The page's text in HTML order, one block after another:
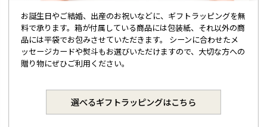
お誕生日やご結婚、出産のお祝いなどに、ギフトラッピングを無
料で承ります。箱が付属している商品には包装紙、それ以外の商
品には平袋でお包みさせていただきます。 シーンに合わせたメ
ッセージカードや熨斗もお選びいただけますので、大切な方への
贈り物にぜひご利用ください。
選べるギフトラッピングはこちら